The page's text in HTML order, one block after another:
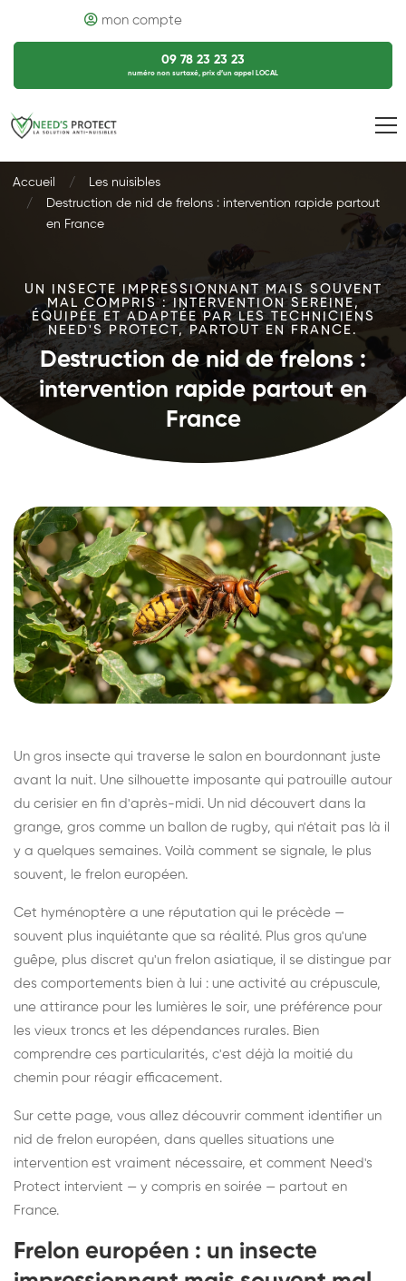
mon compte
09 78 23 23 23
numéro non surtaxé, prix d’un appel LOCAL
Accueil
Les nuisibles
Destruction de nid de frelons : intervention rapide partout
en France
UN INSECTE IMPRESSIONNANT MAIS SOUVENT
MAL COMPRIS : INTERVENTION SEREINE,
ÉQUIPÉE ET ADAPTÉE PAR LES TECHNICIENS
NEED'S PROTECT, PARTOUT EN FRANCE.
Destruction de nid de frelons :
intervention rapide partout en
France
Un gros insecte qui traverse le salon en bourdonnant juste
avant la nuit. Une silhouette imposante qui patrouille autour
du cerisier en fin d'après-midi. Un nid découvert dans la
grange, gros comme un ballon de rugby, qui n'était pas là il
y a quelques semaines. Voilà comment se signale, le plus
souvent, le frelon européen.
Cet hyménoptère a une réputation qui le précède —
souvent plus inquiétante que sa réalité. Plus gros qu'une
guêpe, plus discret qu'un frelon asiatique, il se distingue par
des comportements bien à lui : une activité au crépuscule,
une attirance pour les lumières le soir, une préférence pour
les vieux troncs et les dépendances rurales. Bien
comprendre ces particularités, c'est déjà la moitié du
chemin pour réagir efficacement.
Sur cette page, vous allez découvrir comment identifier un
nid de frelon européen, dans quelles situations une
intervention est vraiment nécessaire, et comment Need's
Protect intervient — y compris en soirée — partout en
France.
Frelon européen : un insecte